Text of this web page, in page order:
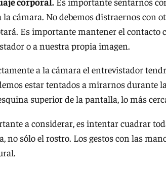
cámara. No debemos distraernos con
Es importante mantener el contacto
o a nuestra propia imagen.
a la cámara el entrevistador
estar tentados a mirarnos durante
superior de la pantalla, lo más
a considerar, es intentar cuadrar
no sólo el rostro. Los gestos con las